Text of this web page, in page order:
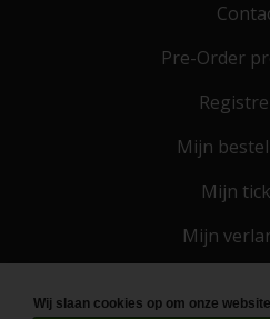
Pre-Order
Mijn
Mijn
Mijn
Wij slaan cookies op om onze